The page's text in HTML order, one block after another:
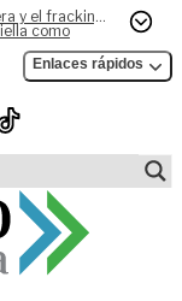
y el fracking,
como
Enlaces rápidos